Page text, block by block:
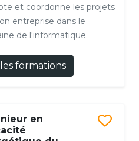
et coordonne les projets
entreprise dans le
de l'informatique.
formations
en